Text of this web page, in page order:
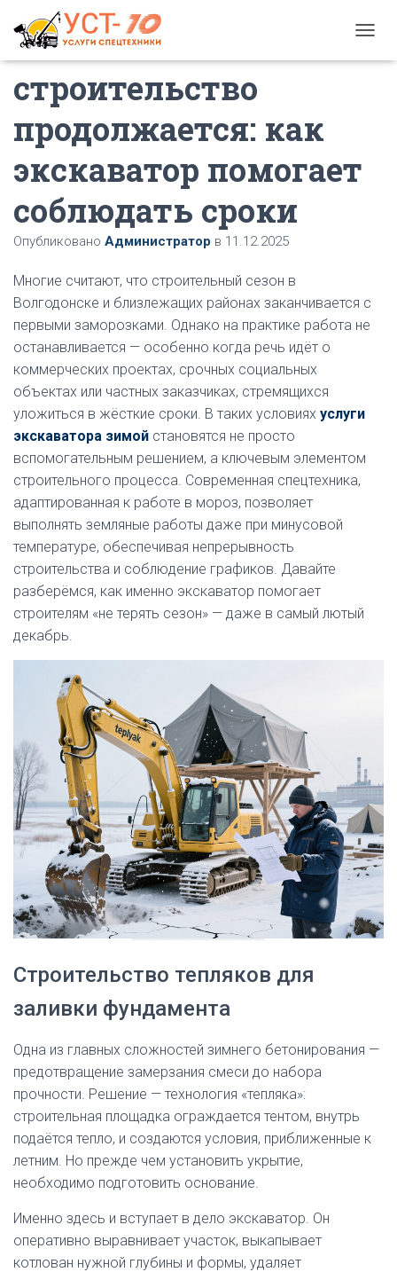
Е
Ц
Зимнее
строительство
продолжается: как
экскаватор помогает
соблюдать сроки
Опубликовано Администратор в 11.12.2025
Многие считают, что строительный сезон в
Волгодонске и близлежащих районах заканчивается с
первыми заморозками. Однако на практике работа не
останавливается — особенно когда речь идёт о
коммерческих проектах, срочных социальных
объектах или частных заказчиках, стремящихся
уложиться в жёсткие сроки. В таких условиях услуги
экскаватора зимой становятся не просто
вспомогательным решением, а ключевым элементом
строительного процесса. Современная спецтехника,
адаптированная к работе в мороз, позволяет
выполнять земляные работы даже при минусовой
температуре, обеспечивая непрерывность
строительства и соблюдение графиков. Давайте
разберёмся, как именно экскаватор помогает
строителям «не терять сезон» — даже в самый лютый
декабрь.
Строительство тепляков для
заливки фундамента
Одна из главных сложностей зимнего бетонирования —
предотвращение замерзания смеси до набора
прочности. Решение — технология «тепляка»:
строительная площадка ограждается тентом, внутрь
подаётся тепло, и создаются условия, приближенные к
летним. Но прежде чем установить укрытие,
необходимо подготовить основание.
Именно здесь и вступает в дело экскаватор. Он
оперативно выравнивает участок, выкапывает
котлован нужной глубины и формы, удаляет